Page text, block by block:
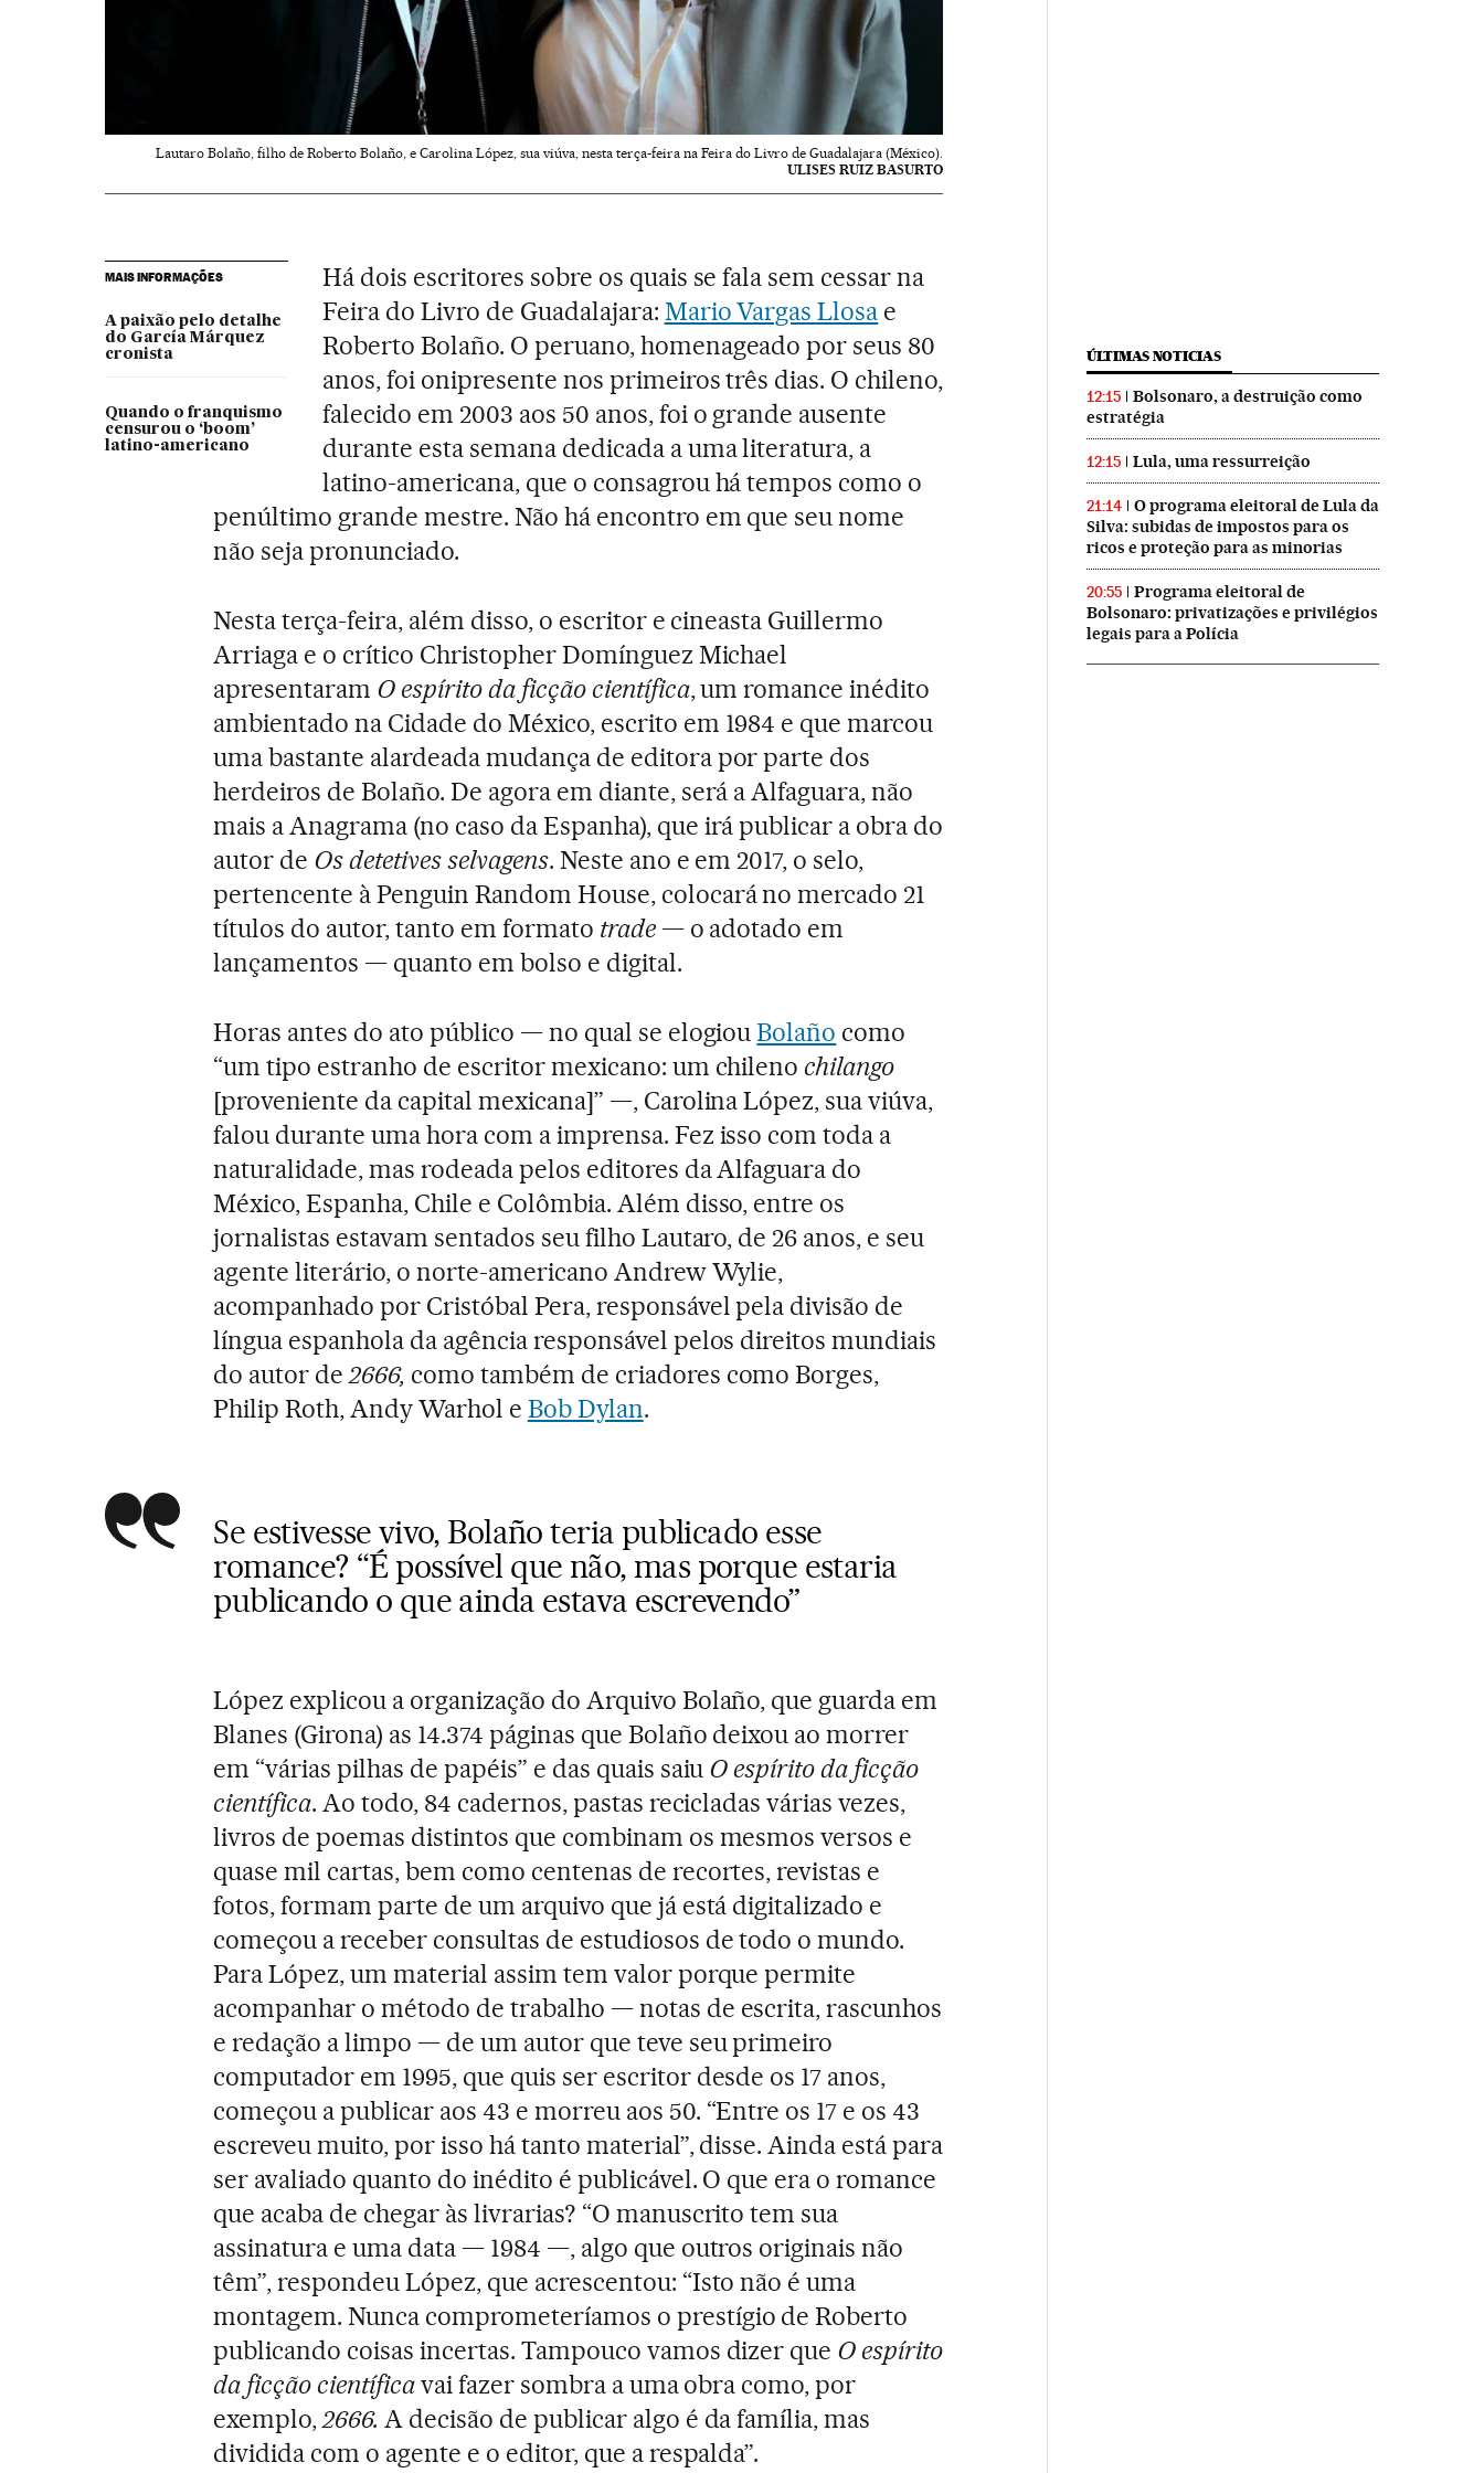
Lautaro Bolaño, filho de Roberto Bolaño, e Carolina López, sua viúva, nesta terça-feira na Feira do Livro de Guadalajara (México).
ULISES RUIZ BASURTO
MAIS INFORMAÇÕES
A paixão pelo detalhe
do García Márquez
cronista
Quando o franquismo
censurou o ‘boom’
latino-americano
Há dois escritores sobre os quais se fala sem cessar na
Feira do Livro de Guadalajara: Mario Vargas Llosa e
Roberto Bolaño. O peruano, homenageado por seus 80
anos, foi onipresente nos primeiros três dias. O chileno,
falecido em 2003 aos 50 anos, foi o grande ausente
durante esta semana dedicada a uma literatura, a
latino-americana, que o consagrou há tempos como o
penúltimo grande mestre. Não há encontro em que seu nome
não seja pronunciado.
Nesta terça-feira, além disso, o escritor e cineasta Guillermo
Arriaga e o crítico Christopher Domínguez Michael
apresentaram O espírito da ficção científica, um romance inédito
ambientado na Cidade do México, escrito em 1984 e que marcou
uma bastante alardeada mudança de editora por parte dos
herdeiros de Bolaño. De agora em diante, será a Alfaguara, não
mais a Anagrama (no caso da Espanha), que irá publicar a obra do
autor de Os detetives selvagens. Neste ano e em 2017, o selo,
pertencente à Penguin Random House, colocará no mercado 21
títulos do autor, tanto em formato trade— o adotado em
lançamentos — quanto em bolso e digital.
Horas antes do ato público — no qual se elogiouBolaño como
“um tipo estranho de escritor mexicano: um chileno chilango
[proveniente da capital mexicana]” —, Carolina López, sua viúva,
falou durante uma hora com a imprensa. Fez isso com toda a
naturalidade, mas rodeada pelos editores da Alfaguara do
México, Espanha, Chile e Colômbia. Além disso, entre os
jornalistas estavam sentados seu filho Lautaro, de 26 anos, e seu
agente literário, o norte-americano Andrew Wylie,
acompanhado por Cristóbal Pera, responsável pela divisão de
língua espanhola da agência responsável pelos direitos mundiais
do autor de2666, como também de criadores como Borges,
Philip Roth, Andy Warhol e Bob Dylan.
Se estivesse vivo, Bolaño teria publicado esse
romance? “É possível que não, mas porque estaria
publicando o que ainda estava escrevendo”
López explicou a organização do Arquivo Bolaño, que guarda em
Blanes (Girona) as 14.374 páginas que Bolaño deixou ao morrer
em “várias pilhas de papéis” e das quais saiu O espírito da ficção
científica. Ao todo, 84 cadernos, pastas recicladas várias vezes,
livros de poemas distintos que combinam os mesmos versos e
quase mil cartas, bem como centenas de recortes, revistas e
fotos, formam parte de um arquivo que já está digitalizado e
começou a receber consultas de estudiosos de todo o mundo.
Para López, um material assim tem valor porque permite
acompanhar o método de trabalho — notas de escrita, rascunhos
e redação a limpo — de um autor que teve seu primeiro
computador em 1995, que quis ser escritor desde os 17 anos,
começou a publicar aos 43 e morreu aos 50. “Entre os 17 e os 43
escreveu muito, por isso há tanto material”, disse. Ainda está para
ser avaliado quanto do inédito é publicável. O que era o romance
que acaba de chegar às livrarias? “O manuscrito tem sua
assinatura e uma data — 1984 —, algo que outros originais não
têm”, respondeu López, que acrescentou: “Isto não é uma
montagem. Nunca comprometeríamos o prestígio de Roberto
publicando coisas incertas. Tampouco vamos dizer que O espírito
da ficção científicavai fazer sombra a uma obra como, por
exemplo,2666. A decisão de publicar algo é da família, mas
dividida com o agente e o editor, que a respalda”.
ÚLTIMAS NOTICIAS
12:15
Bolsonaro, a destruição como
estratégia
12:15 Lula, uma ressurreição
21:14
O programa eleitoral de Lula da
Silva: subidas de impostos para os
ricos e proteção para as minorias
20:55
Programa eleitoral de
Bolsonaro: privatizações e privilégios
legais para a Polícia